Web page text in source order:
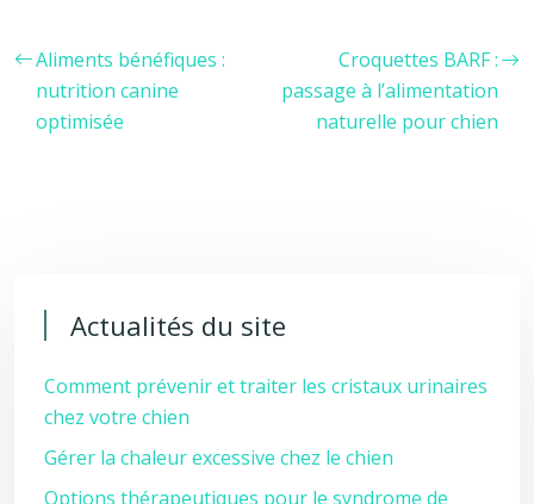
Aliments bénéfiques :
nutrition canine
optimisée
Croquettes BARF :
passage à l’alimentation
naturelle pour chien
Actualités du site
Comment prévenir et traiter les cristaux urinaires
chez votre chien
Gérer la chaleur excessive chez le chien
Options thérapeutiques pour le syndrome de